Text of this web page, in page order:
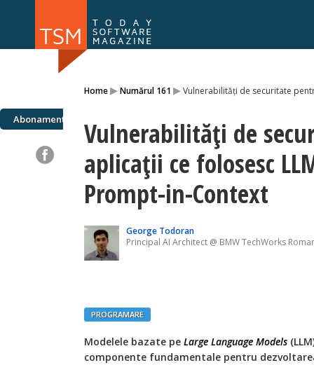
Home▸Numărul 161 ▸Vulnerabilități de securitate
Abonamente
Vulnerabilități de
aplicații ce folosesc
Prompt-in-Context
George Todoran
Principal AI Architect @ BMW TechWorks
PROGRAMARE
Modelele bazate pe Large Language Models
componente fundamentale pentru